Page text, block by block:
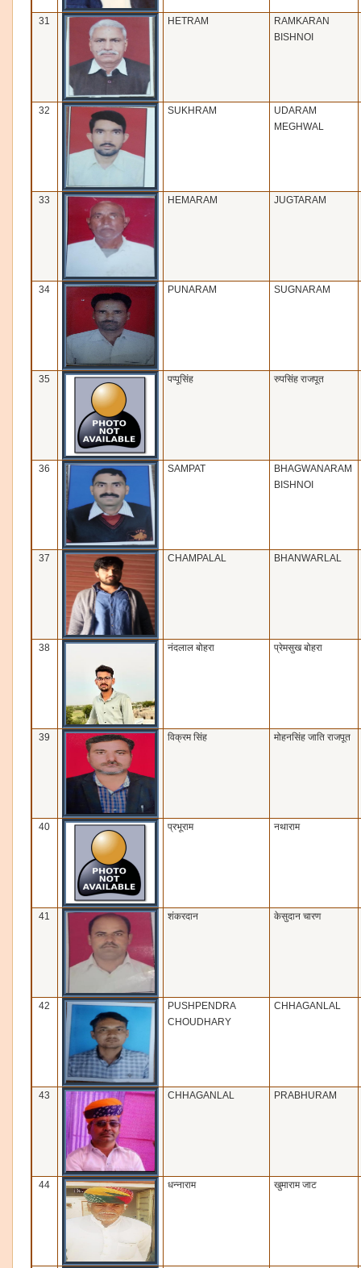
31 HETRAM
RAMKARAN
BISHNOI
32 SUKHRAM
UDARAM
MEGHWAL
33 HEMARAM JUGTARAM
34 PUNARAM SUGNARAM
35 पप्‍पूसिंह रुपसिंह राजपूत
36 SAMPAT
BHAGWANARAM
BISHNOI
37 CHAMPALAL BHANWARLAL
38 नंदलाल बोहरा प्रेमसुख बोहरा
39 विक्रम सिंह मोहनसिंह जाति राजपूत
40 प्रभूराम नथाराम
41 शंकरदान केसुदान चारण
42
PUSHPENDRA
CHOUDHARY
CHHAGANLAL
43 CHHAGANLAL PRABHURAM
44 धन्‍नाराम खुमाराम जाट